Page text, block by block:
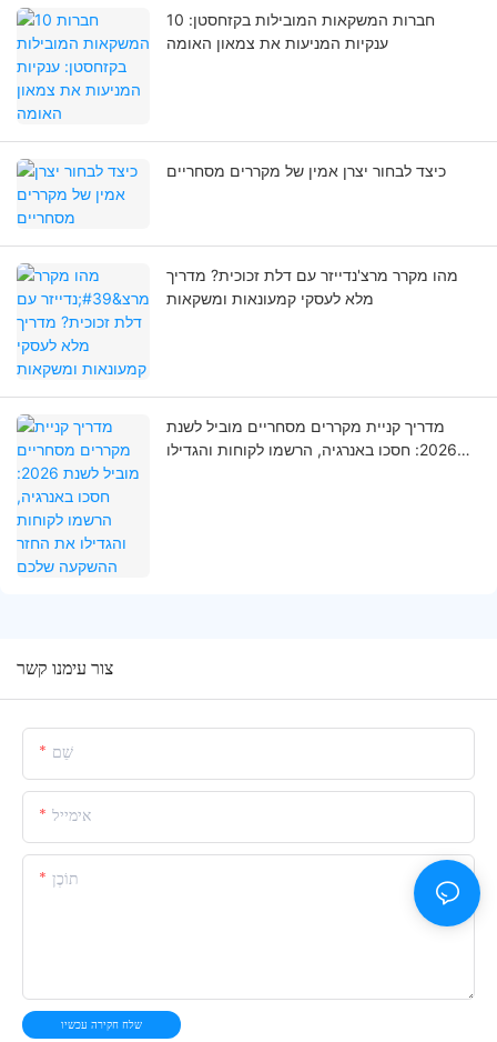
10 חברות המשקאות המובילות בקזחסטן:
ענקיות המניעות את צמאון האומה
כיצד לבחור יצרן אמין של מקררים מסחריים
מהו מקרר מרצ'נדייזר עם דלת זכוכית? מדריך
מלא לעסקי קמעונאות ומשקאות
מדריך קניית מקררים מסחריים מוביל לשנת
2026: חסכו באנרגיה, הרשמו לקוחות והגדילו
צור עימנו קשר
שֵׁם
אימייל
תוֹכֶן
שלח חקירה עכשיו